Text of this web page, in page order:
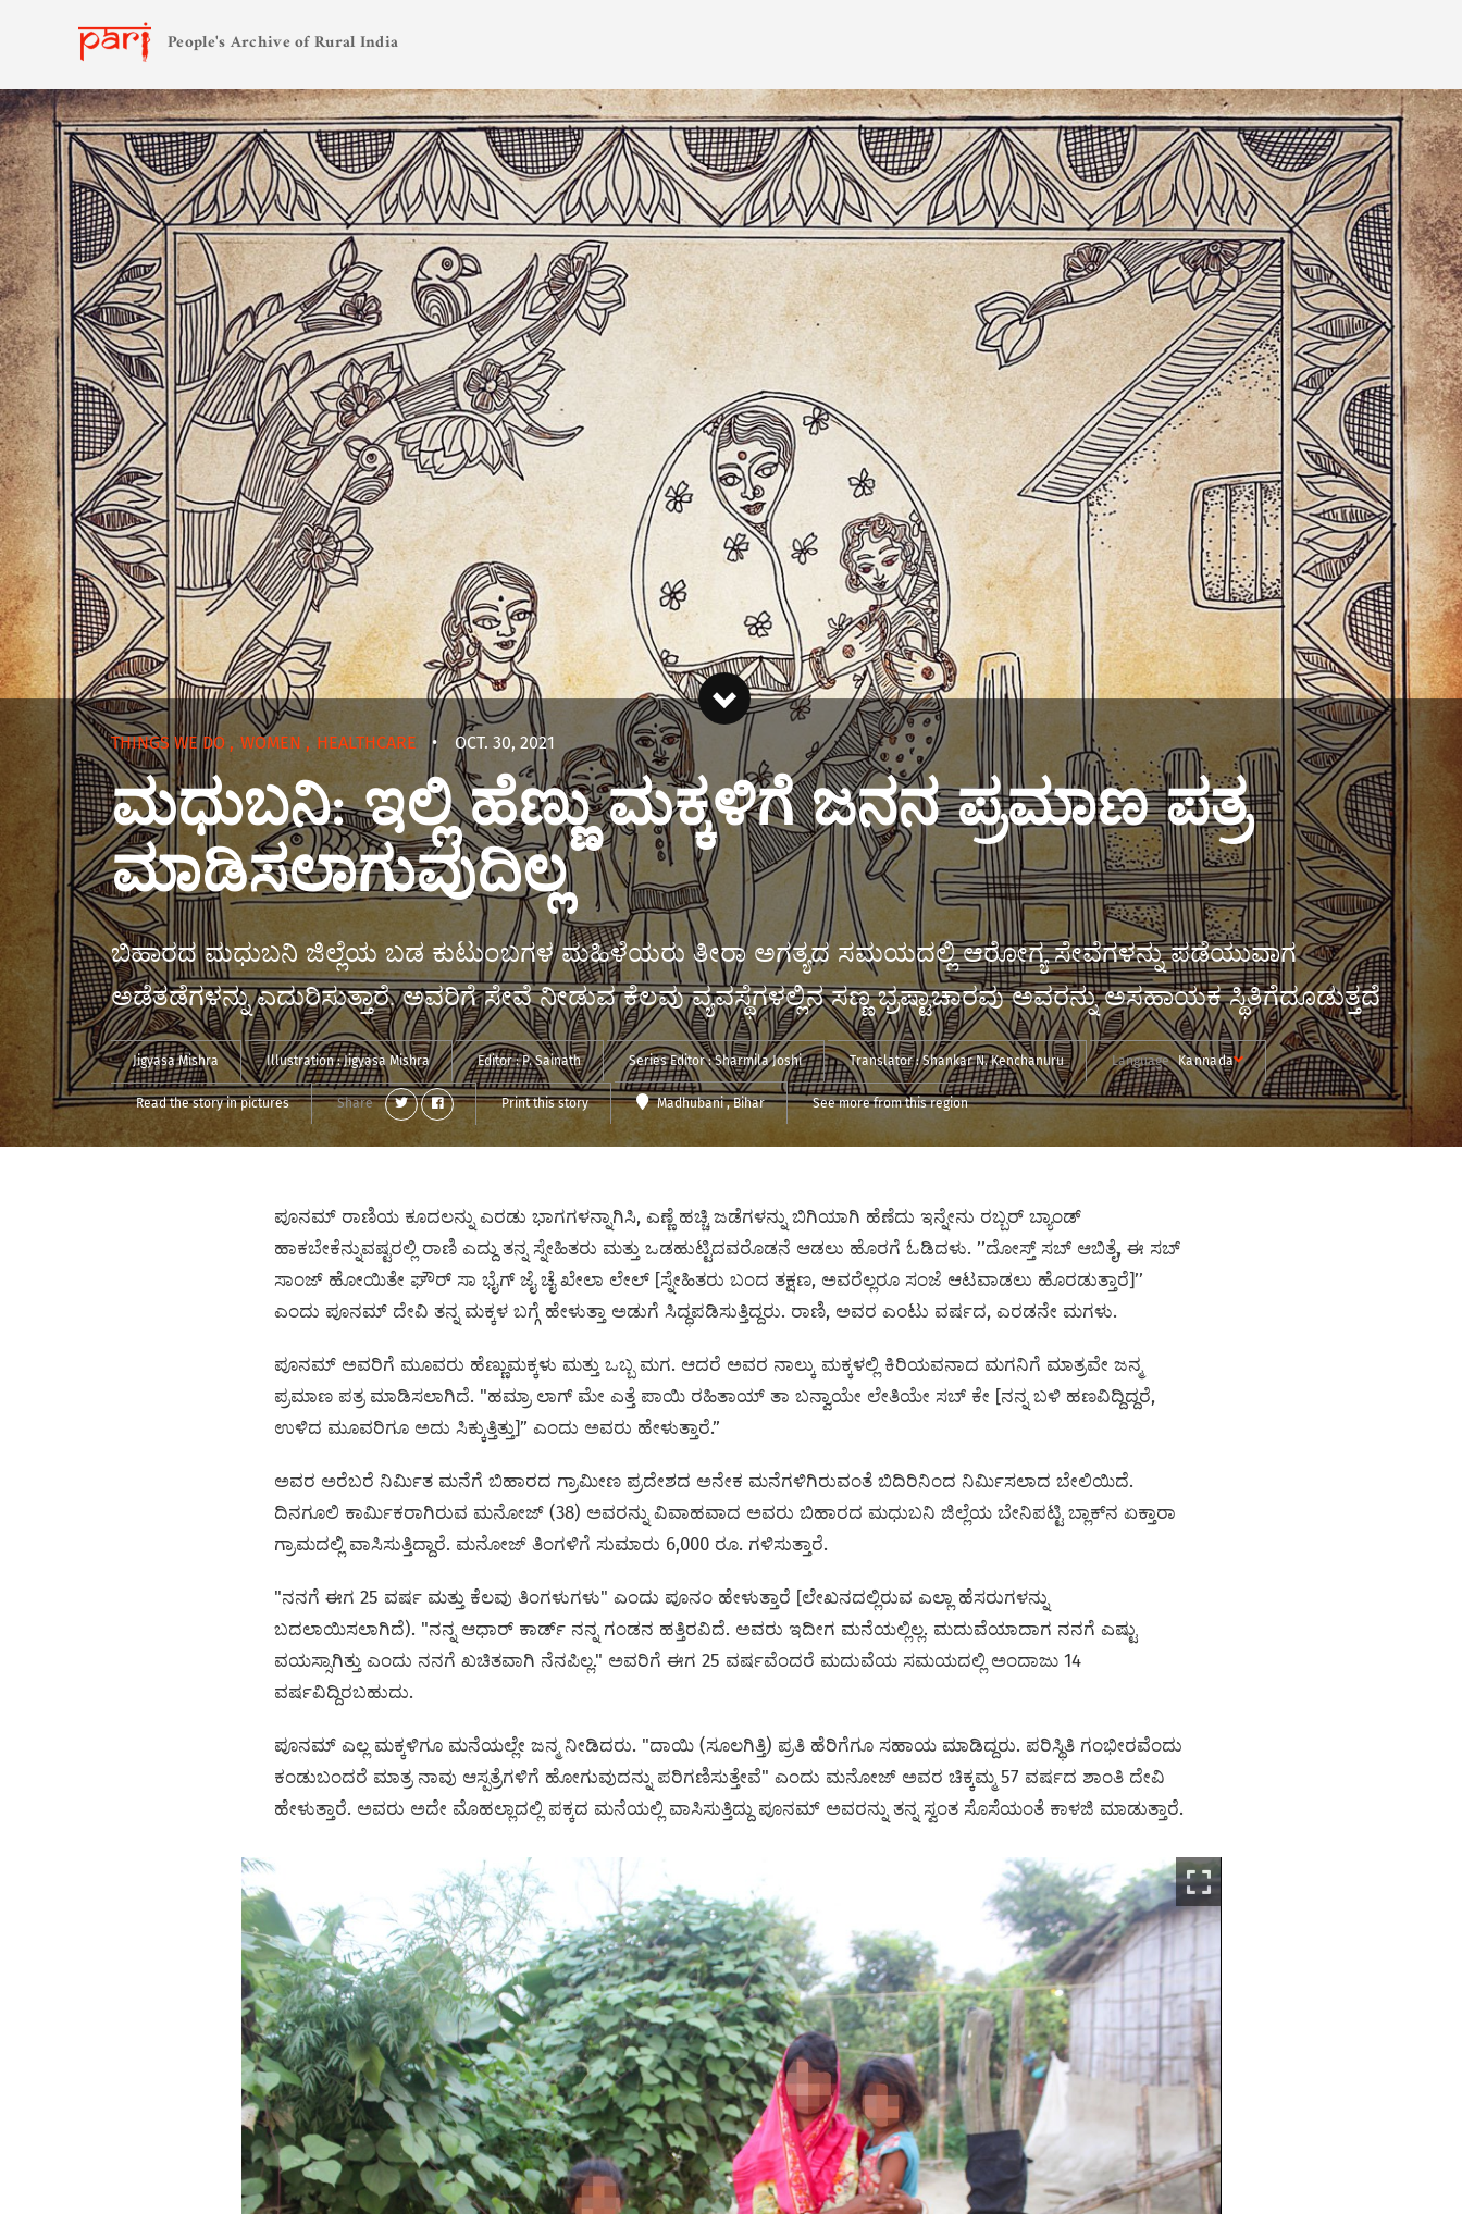
People's Archive of Rural India
THINGS WE DO , WOMEN , HEALTHCARE • OCT. 30, 2021
ಮಧುಬನಿ: ಇಲ್ಲಿ ಹೆಣ್ಣು ಮಕ್ಕಳಿಗೆ ಜನನ ಪ್ರಮಾಣ ಪತ್ರ
ಮಾಡಿಸಲಾಗುವುದಿಲ್ಲ
ಬಿಹಾರದ ಮಧುಬನಿ ಜಿಲ್ಲೆಯ ಬಡ ಕುಟುಂಬಗಳ ಮಹಿಳೆಯರು ತೀರಾ ಅಗತ್ಯದ ಸಮಯದಲ್ಲಿ ಆರೋಗ್ಯ ಸೇವೆಗಳನ್ನು ಪಡೆಯುವಾಗ
ಅಡೆತಡೆಗಳನ್ನು ಎದುರಿಸುತ್ತಾರೆ. ಅವರಿಗೆ ಸೇವೆ ನೀಡುವ ಕೆಲವು ವ್ಯವಸ್ಥೆಗಳಲ್ಲಿನ ಸಣ್ಣ ಭ್ರಷ್ಟಾಚಾರವು ಅವರನ್ನು ಅಸಹಾಯಕ ಸ್ಥಿತಿಗೆದೂಡುತ್ತದೆ
Jigyasa Mishra Illustration :Jigyasa Mishra Editor :P. Sainath Series Editor :Sharmila Joshi Translator :Shankar N. Kenchanuru Language Kannada
Read the story in pictures Share Print this story Madhubani, Bihar See more from this region
ಪೂನಮ್ ರಾಣಿಯ ಕೂದಲನ್ನು ಎರಡು ಭಾಗಗಳನ್ನಾಗಿಸಿ, ಎಣ್ಣೆ ಹಚ್ಚಿ ಜಡೆಗಳನ್ನು ಬಿಗಿಯಾಗಿ ಹೆಣೆದು ಇನ್ನೇನು ರಬ್ಬರ್‌ ಬ್ಯಾಂಡ್‌
ಹಾಕಬೇಕೆನ್ನುವಷ್ಟರಲ್ಲಿ ರಾಣಿ ಎದ್ದು ತನ್ನ ಸ್ನೇಹಿತರು ಮತ್ತು ಒಡಹುಟ್ಟಿದವರೊಡನೆ ಆಡಲು ಹೊರಗೆ ಓಡಿದಳು. ʼʼದೋಸ್ತ್‌ ಸಬ್‌ ಆಬಿತೈ, ಈ ಸಬ್‌
ಸಾಂಜ್‌ ಹೋಯಿತೇ ಘೌರ್‌ ಸಾ ಭೈಗ್‌ ಜೈ ಚೈ ಖೇಲಾ ಲೇಲ್‌ [ಸ್ನೇಹಿತರು ಬಂದ ತಕ್ಷಣ, ಅವರೆಲ್ಲರೂ ಸಂಜೆ ಆಟವಾಡಲು ಹೊರಡುತ್ತಾರೆ]ʼʼ
ಎಂದು ಪೂನಮ್ ದೇವಿ ತನ್ನ ಮಕ್ಕಳ ಬಗ್ಗೆ ಹೇಳುತ್ತಾ ಅಡುಗೆ ಸಿದ್ಧಪಡಿಸುತ್ತಿದ್ದರು. ರಾಣಿ, ಅವರ ಎಂಟು ವರ್ಷದ, ಎರಡನೇ ಮಗಳು.
ಪೂನಮ್‌ ಅವರಿಗೆ ಮೂವರು ಹೆಣ್ಣುಮಕ್ಕಳು ಮತ್ತು ಒಬ್ಬ ಮಗ. ಆದರೆ ಅವರ ನಾಲ್ಕು ಮಕ್ಕಳಲ್ಲಿ ಕಿರಿಯವನಾದ ಮಗನಿಗೆ ಮಾತ್ರವೇ ಜನ್ಮ
ಪ್ರಮಾಣ ಪತ್ರ ಮಾಡಿಸಲಾಗಿದೆ. "ಹಮ್ರಾ ಲಾಗ್‌ ಮೇ ಎತ್ತೆ ಪಾಯಿ ರಹಿತಾಯ್ ತಾ ಬನ್ವಾಯೇ ಲೇತಿಯೇ ಸಬ್ ಕೇ [ನನ್ನ ಬಳಿ ಹಣವಿದ್ದಿದ್ದರೆ,
ಉಳಿದ ಮೂವರಿಗೂ ಅದು ಸಿಕ್ಕುತ್ತಿತ್ತು]” ಎಂದು ಅವರು ಹೇಳುತ್ತಾರೆ.”
ಅವರ ಅರೆಬರೆ ನಿರ್ಮಿತ ಮನೆಗೆ ಬಿಹಾರದ ಗ್ರಾಮೀಣ ಪ್ರದೇಶದ ಅನೇಕ ಮನೆಗಳಿಗಿರುವಂತೆ ಬಿದಿರಿನಿಂದ ನಿರ್ಮಿಸಲಾದ ಬೇಲಿಯಿದೆ.
ದಿನಗೂಲಿ ಕಾರ್ಮಿಕರಾಗಿರುವ ಮನೋಜ್ (38) ಅವರನ್ನು ವಿವಾಹವಾದ ಅವರು ಬಿಹಾರದ ಮಧುಬನಿ ಜಿಲ್ಲೆಯ ಬೇನಿಪಟ್ಟಿ ಬ್ಲಾಕ್‌ನ ಏಕ್ತಾರಾ
ಗ್ರಾಮದಲ್ಲಿ ವಾಸಿಸುತ್ತಿದ್ದಾರೆ. ಮನೋಜ್ ತಿಂಗಳಿಗೆ ಸುಮಾರು 6,000 ರೂ. ಗಳಿಸುತ್ತಾರೆ.
"ನನಗೆ ಈಗ 25 ವರ್ಷ ಮತ್ತು ಕೆಲವು ತಿಂಗಳುಗಳು" ಎಂದು ಪೂನಂ ಹೇಳುತ್ತಾರೆ [ಲೇಖನದಲ್ಲಿರುವ ಎಲ್ಲಾ ಹೆಸರುಗಳನ್ನು
ಬದಲಾಯಿಸಲಾಗಿದೆ). "ನನ್ನ ಆಧಾರ್ ಕಾರ್ಡ್ ನನ್ನ ಗಂಡನ ಹತ್ತಿರವಿದೆ. ಅವರು ಇದೀಗ ಮನೆಯಲ್ಲಿಲ್ಲ. ಮದುವೆಯಾದಾಗ ನನಗೆ ಎಷ್ಟು
ವಯಸ್ಸಾಗಿತ್ತು ಎಂದು ನನಗೆ ಖಚಿತವಾಗಿ ನೆನಪಿಲ್ಲ." ಅವರಿಗೆ ಈಗ 25 ವರ್ಷವೆಂದರೆ ಮದುವೆಯ ಸಮಯದಲ್ಲಿ ಅಂದಾಜು 14
ವರ್ಷವಿದ್ದಿರಬಹುದು.
ಪೂನಮ್ ಎಲ್ಲ ಮಕ್ಕಳಿಗೂ ಮನೆಯಲ್ಲೇ ಜನ್ಮ ನೀಡಿದರು. "ದಾಯಿ (ಸೂಲಗಿತ್ತಿ) ಪ್ರತಿ ಹೆರಿಗೆಗೂ ಸಹಾಯ ಮಾಡಿದ್ದರು. ಪರಿಸ್ಥಿತಿ ಗಂಭೀರವೆಂದು
ಕಂಡುಬಂದರೆ ಮಾತ್ರ ನಾವು ಆಸ್ಪತ್ರೆಗಳಿಗೆ ಹೋಗುವುದನ್ನು ಪರಿಗಣಿಸುತ್ತೇವೆ" ಎಂದು ಮನೋಜ್ ಅವರ ಚಿಕ್ಕಮ್ಮ 57 ವರ್ಷದ ಶಾಂತಿ ದೇವಿ
ಹೇಳುತ್ತಾರೆ. ಅವರು ಅದೇ ಮೊಹಲ್ಲಾದಲ್ಲಿ ಪಕ್ಕದ ಮನೆಯಲ್ಲಿ ವಾಸಿಸುತ್ತಿದ್ದು ಪೂನಮ್ ಅವರನ್ನು ತನ್ನ ಸ್ವಂತ ಸೊಸೆಯಂತೆ ಕಾಳಜಿ ಮಾಡುತ್ತಾರೆ.